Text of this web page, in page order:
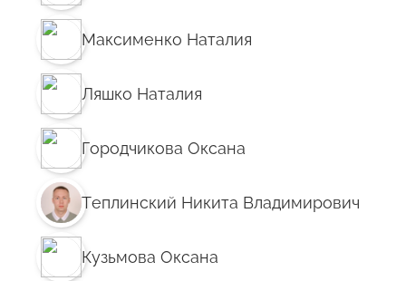
Максименко Наталия
Ляшко Наталия
Городчикова Оксана
Теплинский Никита Владимирович
Кузьмова Оксана